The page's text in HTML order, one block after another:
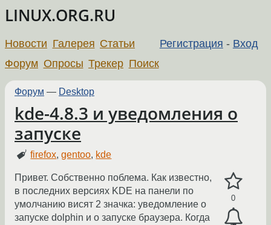
LINUX.ORG.RU
Регистрация - Вход
Новости Галерея Статьи
Форум Опросы Трекер Поиск
Форум — Desktop
kde-4.8.3 и уведомления о
запуске
firefox,gentoo, kde
0
Привет. Собственно поблема. Как известно,
в последних версиях KDE на панели по
умолчанию висят 2 значка: уведомление о
запуске dolphin и о запуске браузера. Когда